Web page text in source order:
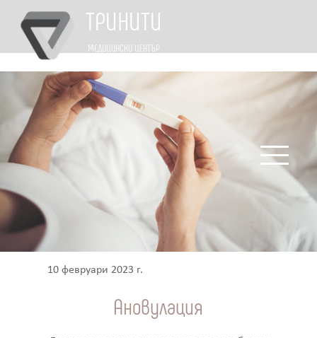
ТРИНИТИ
МЕДИЦИНСКИ ЦЕНТЪР
10 февруари 2023 г.
Ановулация